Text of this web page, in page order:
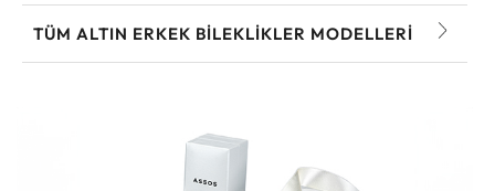
TÜM ALTIN ERKEK BILEKLIKLER MODELLERI